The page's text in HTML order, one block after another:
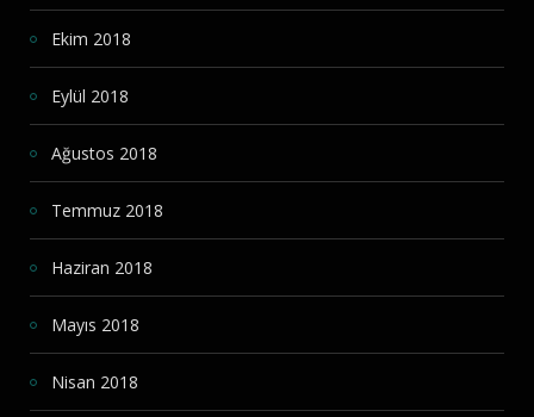
Ekim 2018
Eylül 2018
Ağustos 2018
Temmuz 2018
Haziran 2018
Mayıs 2018
Nisan 2018